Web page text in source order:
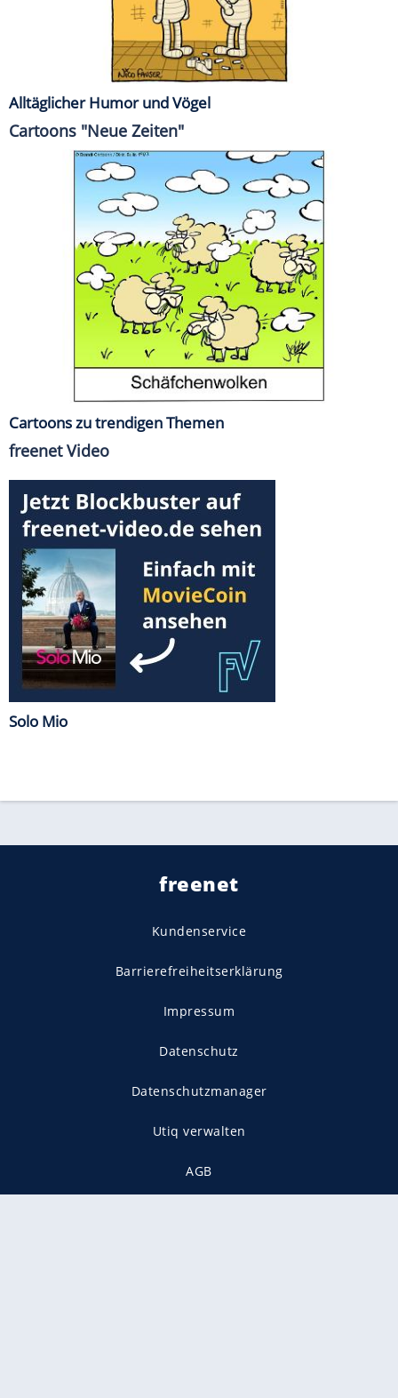
Alltäglicher Humor und Vögel
Cartoons "Neue Zeiten"
Cartoons zu trendigen Themen
freenet Video
Solo Mio
freenet
Kundenservice
Barrierefreiheitserklärung
Impressum
Datenschutz
Datenschutzmanager
Utiq verwalten
AGB